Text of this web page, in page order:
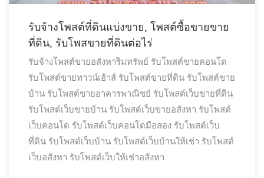
รับจ้างโพสต์ที่ดินแบ่งขาย, โพสต์ซื้อขายขาย
ที่ดิน, รับโพสขายที่ดินต่อไร่
รับจ้างโพสต์ขายอสังหาริมทรัพย์ รับโพสต์ขายคอนโด
รับโพสต์ขายทาวน์เฮ้าส์ รับโพสต์ขายที่ดิน รับโพสต์ขาย
บ้าน รับโพสต์ขายอาคารพาณิชย์ รับโพสต์เว็บขายที่ดิน
รับโพสต์เว็บขายบ้าน รับโพสต์เว็บขายอสังหา รับโพสต์
เว็บคอนโด รับโพสต์เว็บคอนโดมือสอง รับโพสต์เว็บ
ที่ดิน รับโพสต์เว็บบ้าน รับโพสต์เว็บบ้านให้เช่า รับโพสต์
เว็บอสังหา รับโพสต์เว็บให้เช่าอสังหา